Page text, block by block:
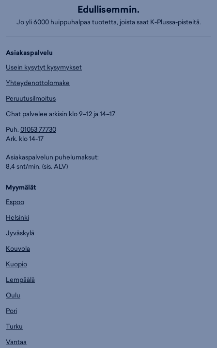
Edullisemmin.
Jo yli 6000 huippuhalpaa tuotetta, joista saat K-Plussa-pisteitä.
Asiakaspalvelu
Usein kysytyt kysymykset
Yhteydenottolomake
Peruutusilmoitus
Chat palvelee arkisin klo 9–12 ja 14–17
Puh. 01053 77730
Ark. klo 14-17
Asiakaspalvelun puhelumaksut:
8,4 snt/min. (sis. ALV)
Myymälät
Espoo
Helsinki
Jyväskylä
Kouvola
Kuopio
Lempäälä
Oulu
Pori
Turku
Vantaa